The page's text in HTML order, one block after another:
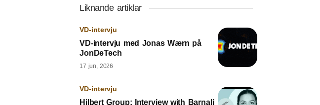
Liknande artiklar
VD-intervju
VD-intervju med Jonas Wærn på
JonDeTech
17 jun, 2026
VD-intervju
Hilbert Group: Interview with Barnali